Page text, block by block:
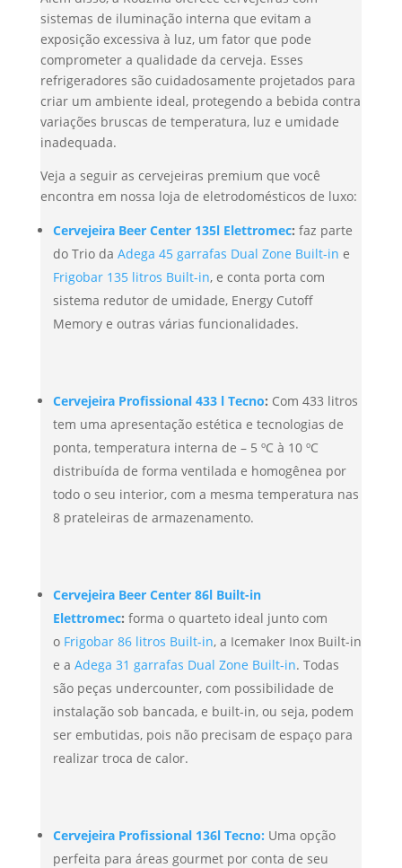
sistemas de iluminação interna que evitam a
exposição excessiva à luz, um fator que pode
comprometer a qualidade da cerveja. Esses
refrigeradores são cuidadosamente projetados para
criar um ambiente ideal, protegendo a bebida contra
variações bruscas de temperatura, luz e umidade
inadequada.
Veja a seguir as cervejeiras premium que você
encontra em nossa loja de eletrodomésticos de luxo:
Cervejeira Beer Center 135l Elettromec: faz parte
do Trio da Adega 45 garrafas Dual Zone Built-in e
Frigobar 135 litros Built-in, e conta porta com
sistema redutor de umidade, Energy Cutoff
Memory e outras várias funcionalidades.
Cervejeira Profissional 433 l Tecno: Com 433 litros
tem uma apresentação estética e tecnologias de
ponta, temperatura interna de – 5 ºC à 10 ºC
distribuída de forma ventilada e homogênea por
todo o seu interior, com a mesma temperatura nas
8 prateleiras de armazenamento.
Cervejeira Beer Center 86l Built-in
Elettromec: forma o quarteto ideal junto com
o Frigobar 86 litros Built-in, a Icemaker Inox Built-in
e a Adega 31 garrafas Dual Zone Built-in. Todas
são peças undercounter, com possibilidade de
instalação sob bancada, e built-in, ou seja, podem
ser embutidas, pois não precisam de espaço para
realizar troca de calor.
Cervejeira Profissional 136l Tecno: Uma opção
perfeita para áreas gourmet por conta de seu